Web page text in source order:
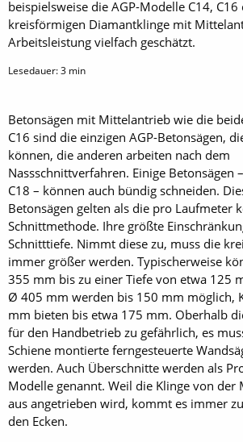
beispielsweise die AGP-Modelle C14,
kreisförmigen Diamantklinge mit
Arbeitsleistung vielfach geschätzt.
Lesedauer:3 min
Betonsägen mit Mittelantrieb wie die
C16 sind die einzigen AGP-Betonsägen,
können, die anderen arbeiten nach dem
Nassschnittverfahren. Einige Betonsägen
C18 – können auch bündig schneiden.
Betonsägen gelten als die pro Laufmeter
Schnittmethode. Ihre größte
Schnitttiefe. Nimmt diese zu, muss die
immer größer werden. Typischerweise
355 mm bis zu einer Tiefe von etwa 125
Ø 405 mm werden bis 150 mm möglich,
mm bieten bis etwa 175 mm. Oberhalb
für den Handbetrieb zu gefährlich, es
Schiene montierte ferngesteuerte
werden. Auch Überschnitte werden als
Modelle genannt. Weil die Klinge von der
aus angetrieben wird, kommt es immer
den Ecken.